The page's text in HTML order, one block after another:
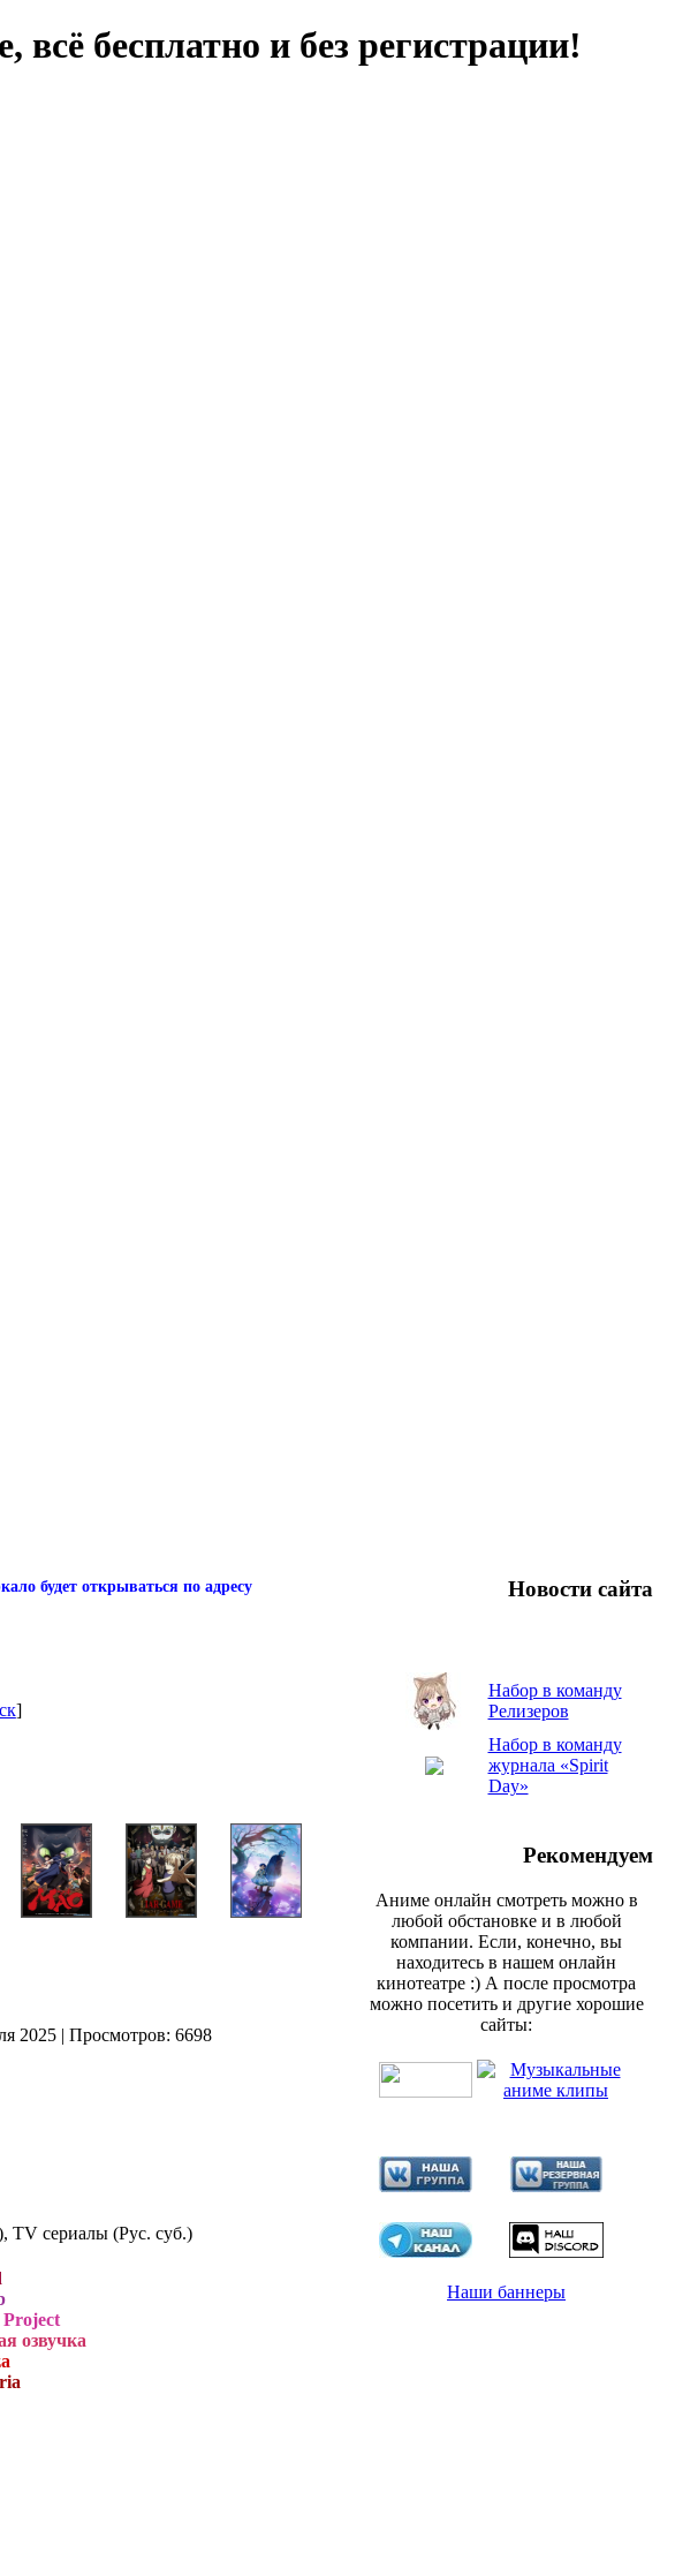
бесплатно и без регистрации!
будет открываться по адресу
]
2025 | Просмотров: 6698
TV сериалы (Рус. суб.)
озвучка
Новости сайта
Набор в команду
Релизеров
Набор в команду
журнала «Spirit
Day»
Рекомендуем
Аниме онлайн смотреть можно в
любой обстановке и в любой
компании. Если, конечно, вы
находитесь в нашем онлайн
кинотеатре :) А после просмотра
можно посетить и другие хорошие
сайты:
Наши баннеры